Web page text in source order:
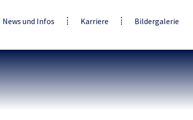
News und Infos Karriere Bildergalerie